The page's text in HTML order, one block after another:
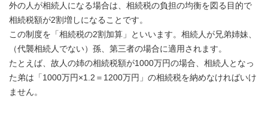
外の人が相続人になる場合は、相続税の負担の均衡を図る目的で
相続税額が2割増しになることです。
この制度を「相続税の2割加算」といいます。相続人が兄弟姉妹、
（代襲相続人でない）孫、第三者の場合に適用されます。
たとえば、故人の姉の相続税額が1000万円の場合、相続人となっ
た弟は「1000万円×1.2＝1200万円」の相続税を納めなければいけ
ません。